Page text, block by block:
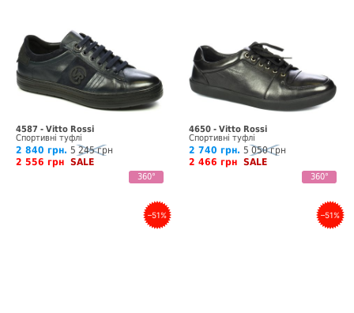
4587 - Vitto Rossi
Спортивні туфлі
2 840 грн. 5 245 грн
2 556 грн SALE
360°
4650 - Vitto Rossi
Спортивні туфлі
2 740 грн. 5 050 грн
2 466 грн SALE
360°
–51% –51%